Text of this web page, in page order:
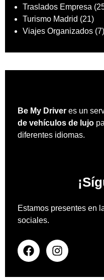
Traslados Empresa
Turismo Madrid (21)
Viajes Organizados (7)
Be My Driver es un
de vehículos de lujo
diferentes idiomas.
Estamos presentes en
sociales.